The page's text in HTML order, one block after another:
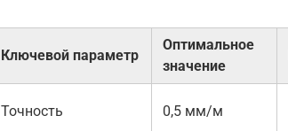
Ключевой параметр
Оптимальное
значение
Точность 0,5 мм/м